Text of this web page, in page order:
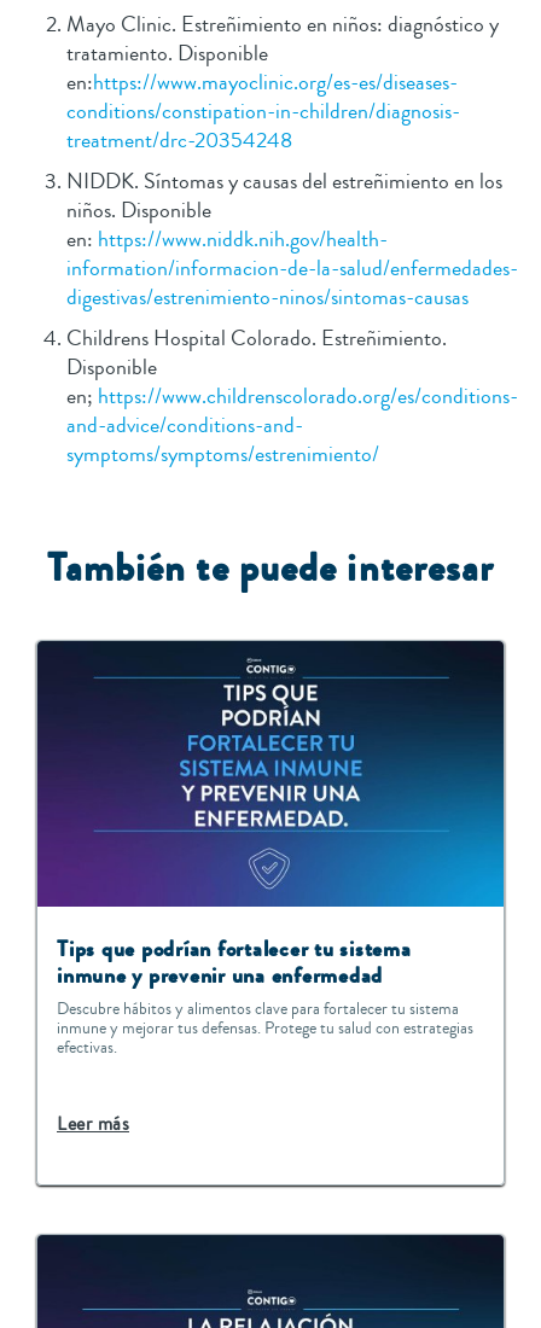
Mayo Clinic. Estreñimiento en niños: diagnóstico y
tratamiento. Disponible
en:https://www.mayoclinic.org/es-es/diseases-
conditions/constipation-in-children/diagnosis-
treatment/drc-20354248
NIDDK. Síntomas y causas del estreñimiento en los
niños. Disponible
en: https://www.niddk.nih.gov/health-
information/informacion-de-la-salud/enfermedades-
digestivas/estrenimiento-ninos/sintomas-causas
Childrens Hospital Colorado. Estreñimiento.
Disponible
en; https://www.childrenscolorado.org/es/conditions-
and-advice/conditions-and-
symptoms/symptoms/estrenimiento/
También te puede interesar
Tips que podrían fortalecer tu sistema
inmune y prevenir una enfermedad
Descubre hábitos y alimentos clave para fortalecer tu sistema
inmune y mejorar tus defensas. Protege tu salud con estrategias
efectivas.
Leer más